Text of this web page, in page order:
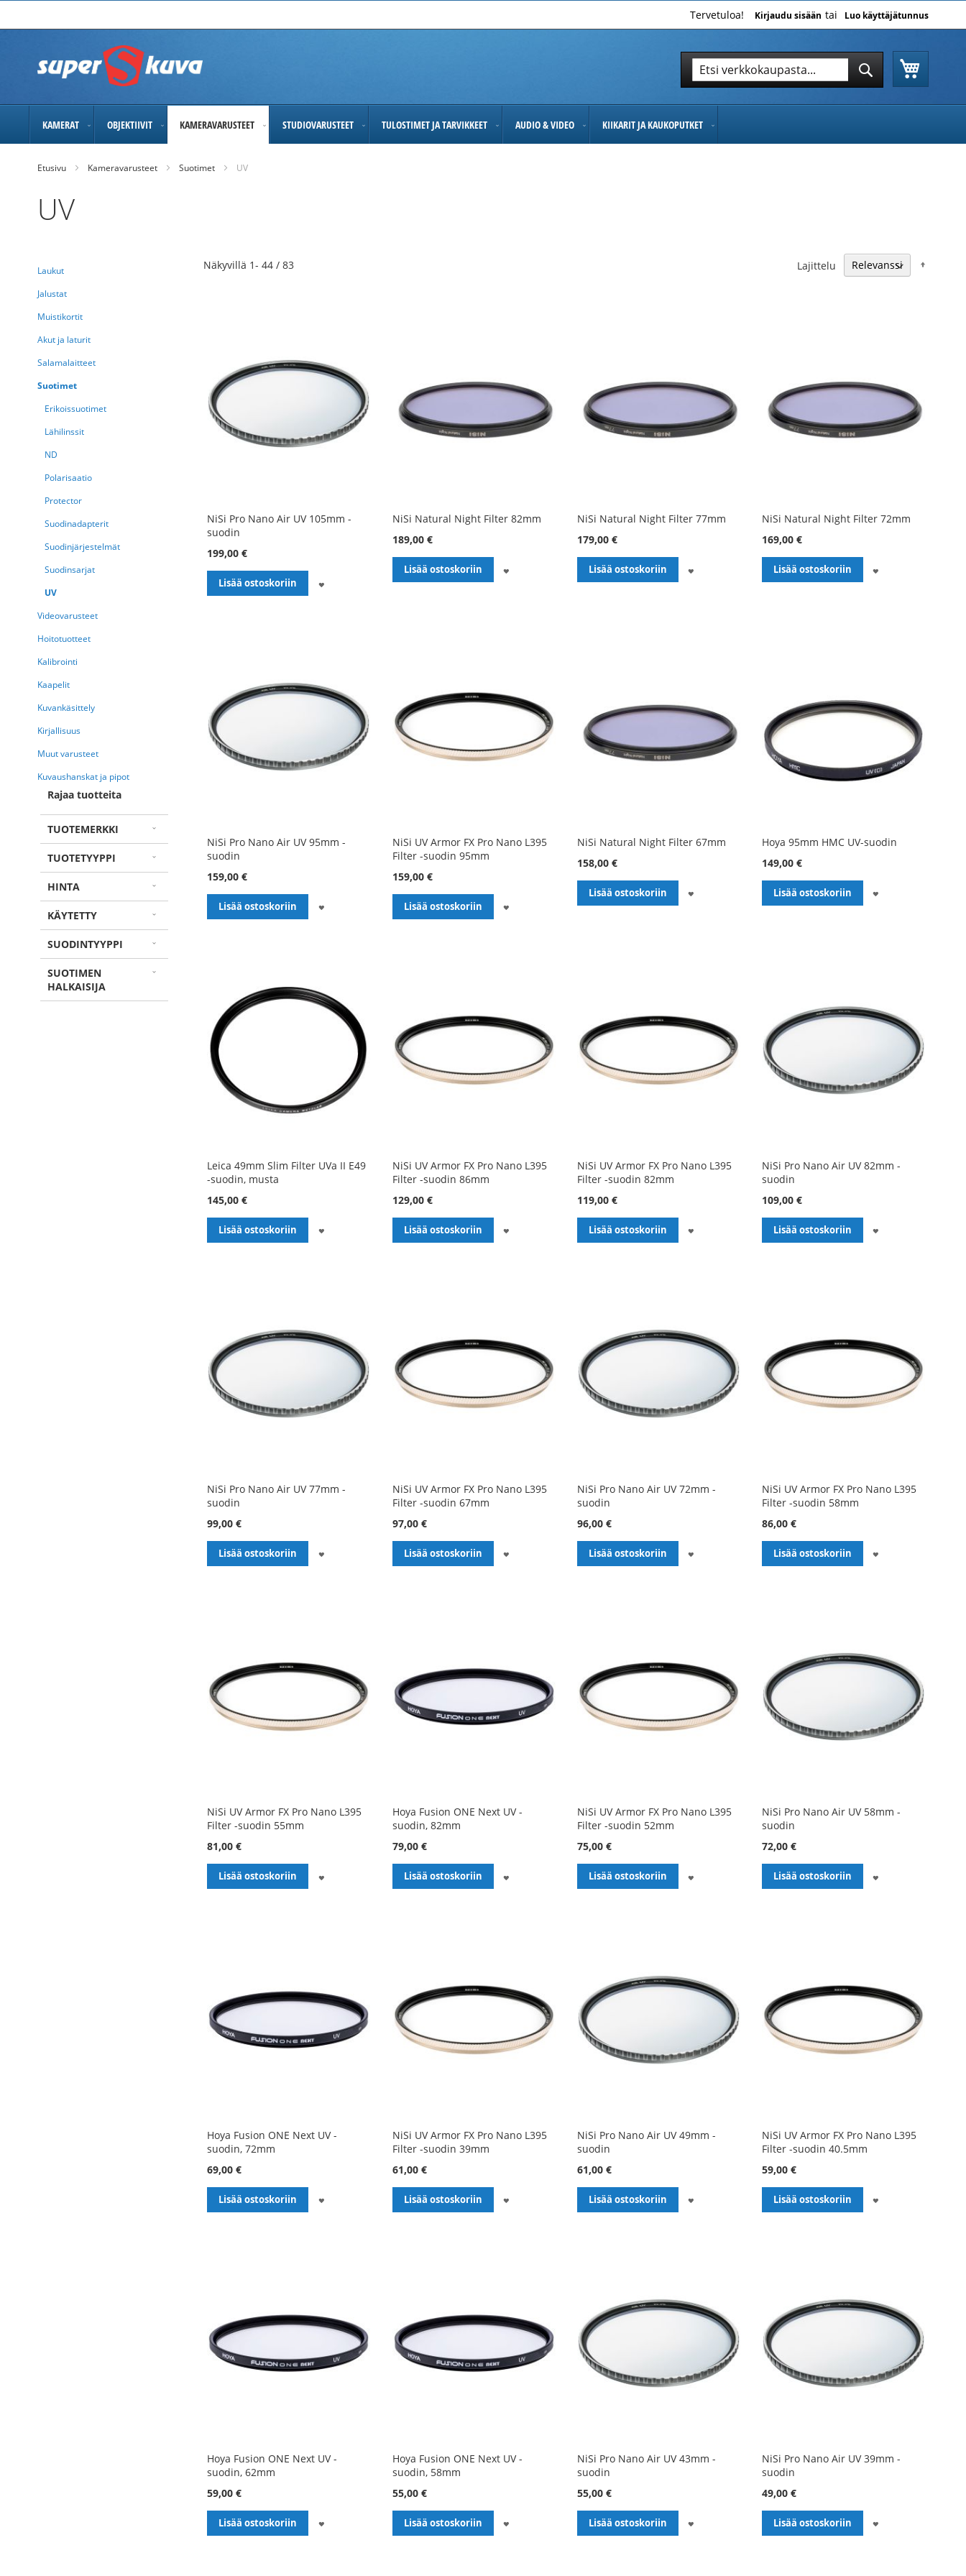
to
Tervetuloa! Kirjaudu sisään Luo käyttäjätunnus
Hae
KAMERAT OBJEKTIIVIT KAMERAVARUSTEET STUDIOVARUSTEET TULOSTIMET JA TARVIKKEET AUDIO & VIDEO KIIKARIT JA KAUKOPUTKET
Etusivu Kameravarusteet Suotimet UV
UV
Näkyvillä 1-44 /83 Lajittelu
NiSi Pro Nano Air UV 105mm -
suodin
199,00 €
Lisää ostoskoriin
NiSi Natural Night Filter 82mm
189,00 €
Lisää ostoskoriin
NiSi Natural Night Filter 77mm
179,00 €
Lisää ostoskoriin
NiSi Natural Night Filter 72mm
169,00 €
Lisää ostoskoriin
NiSi Pro Nano Air UV 95mm -
suodin
159,00 €
Lisää ostoskoriin
NiSi UV Armor FX Pro Nano L395
Filter -suodin 95mm
159,00 €
Lisää ostoskoriin
NiSi Natural Night Filter 67mm
158,00 €
Lisää ostoskoriin
Hoya 95mm HMC UV-suodin
149,00 €
Lisää ostoskoriin
Leica 49mm Slim Filter UVa II E49
-suodin, musta
145,00 €
Lisää ostoskoriin
NiSi UV Armor FX Pro Nano L395
Filter -suodin 86mm
129,00 €
Lisää ostoskoriin
NiSi UV Armor FX Pro Nano L395
Filter -suodin 82mm
119,00 €
Lisää ostoskoriin
NiSi Pro Nano Air UV 82mm -
suodin
109,00 €
Lisää ostoskoriin
NiSi Pro Nano Air UV 77mm -
suodin
99,00 €
Lisää ostoskoriin
NiSi UV Armor FX Pro Nano L395
Filter -suodin 67mm
97,00 €
Lisää ostoskoriin
NiSi Pro Nano Air UV 72mm -
suodin
96,00 €
Lisää ostoskoriin
NiSi UV Armor FX Pro Nano L395
Filter -suodin 58mm
86,00 €
Lisää ostoskoriin
NiSi UV Armor FX Pro Nano L395
Filter -suodin 55mm
81,00 €
Lisää ostoskoriin
Hoya Fusion ONE Next UV -
suodin, 82mm
79,00 €
Lisää ostoskoriin
NiSi UV Armor FX Pro Nano L395
Filter -suodin 52mm
75,00 €
Lisää ostoskoriin
NiSi Pro Nano Air UV 58mm -
suodin
72,00 €
Lisää ostoskoriin
Hoya Fusion ONE Next UV -
suodin, 72mm
69,00 €
Lisää ostoskoriin
NiSi UV Armor FX Pro Nano L395
Filter -suodin 39mm
61,00 €
Lisää ostoskoriin
NiSi Pro Nano Air UV 49mm -
suodin
61,00 €
Lisää ostoskoriin
NiSi UV Armor FX Pro Nano L395
Filter -suodin 40.5mm
59,00 €
Lisää ostoskoriin
Hoya Fusion ONE Next UV -
suodin, 62mm
59,00 €
Lisää ostoskoriin
Hoya Fusion ONE Next UV -
suodin, 58mm
55,00 €
Lisää ostoskoriin
NiSi Pro Nano Air UV 43mm -
suodin
55,00 €
Lisää ostoskoriin
NiSi Pro Nano Air UV 39mm -
suodin
49,00 €
Lisää ostoskoriin
Laukut
Jalustat
Muistikortit
Akut ja laturit
Salamalaitteet
Suotimet
Erikoissuotimet
Lähilinssit
ND
Polarisaatio
Protector
Suodinadapterit
Suodinjärjestelmät
Suodinsarjat
UV
Videovarusteet
Hoitotuotteet
Kalibrointi
Kaapelit
Kuvankäsittely
Kirjallisuus
Muut varusteet
Kuvaushanskat ja pipot
Rajaa tuotteita
TUOTEMERKKI
TUOTETYYPPI
HINTA
KÄYTETTY
SUODINTYYPPI
SUOTIMEN
HALKAISIJA